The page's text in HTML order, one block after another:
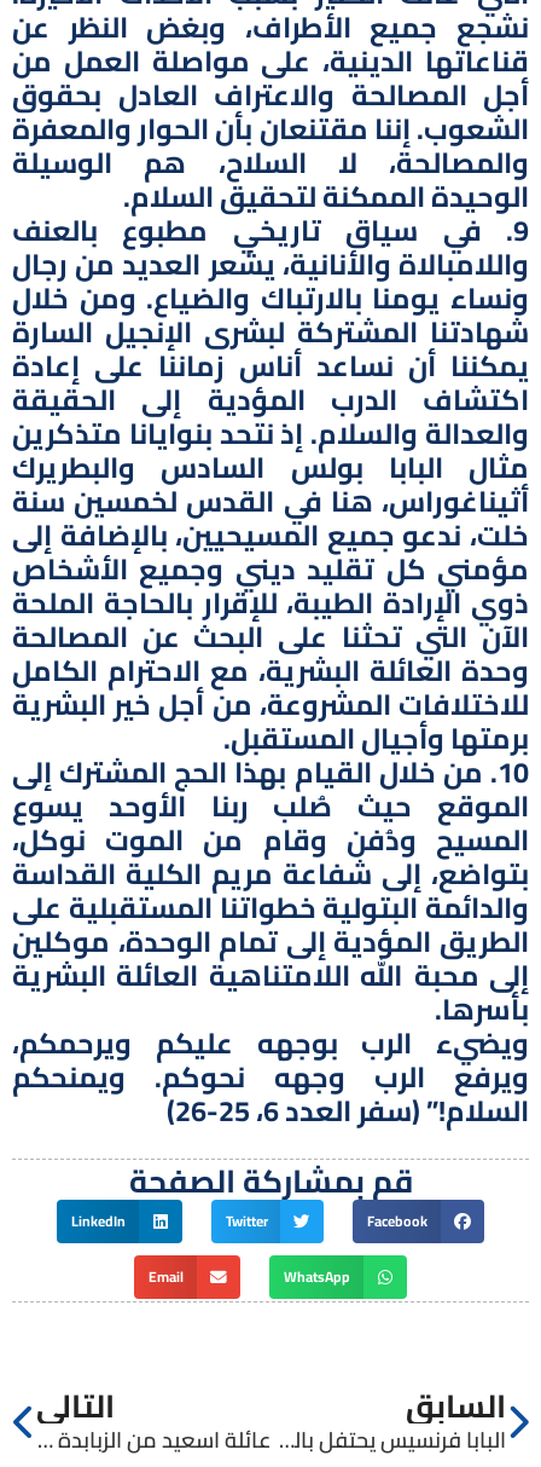
نشجع جميع الأطراف، وبغض النظر عن
قناعاتها الدينية، على مواصلة العمل من
أجل المصالحة والاعتراف العادل بحقوق
الشعوب. إننا مقتنعان بأن الحوار والمعفرة
والمصالحة، لا السلاح، هم الوسيلة
الوحيدة الممكنة لتحقيق السلام.
9. في سياق تاريخي مطبوع بالعنف
واللامبالاة والأنانية، يشعر العديد من رجال
ونساء يومنا بالارتباك والضياع. ومن خلال
شهادتنا المشتركة لبشرى الإنجيل السارة
يمكننا أن نساعد أناس زماننا على إعادة
اكتشاف الدرب المؤدية إلى الحقيقة
والعدالة والسلام. إذ نتحد بنوايانا متذكرين
مثال البابا بولس السادس والبطريرك
أثيناغوراس، هنا في القدس لخمسين سنة
خلت، ندعو جميع المسيحيين، بالإضافة إلى
مؤمني كل تقليد ديني وجميع الأشخاص
ذوي الإرادة الطيبة، للإقرار بالحاجة الملحة
الآن التي تحثنا على البحث عن المصالحة
وحدة العائلة البشرية، مع الاحترام الكامل
للاختلافات المشروعة، من أجل خير البشرية
برمتها وأجيال المستقبل.
10. من خلال القيام بهذا الحج المشترك إلى
الموقع حيث صُلب ربنا الأوحد يسوع
المسيح ودُفن وقام من الموت نوكل،
بتواضع، إلى شفاعة مريم الكلية القداسة
والدائمة البتولية خطواتنا المستقبلية على
الطريق المؤدية إلى تمام الوحدة، موكلين
إلى محبة الله اللامتناهية العائلة البشرية
بأسرها.
ويضيء الرب بوجهه عليكم ويرحمكم،
ويرفع الرب وجهه نحوكم. ويمنحكم
السلام!” (سفر العدد 6، 25-26)
قم بمشاركة الصفحة
Facebook
Twitter
LinkedIn
WhatsApp
Email
السابق
البابا فرنسيس يحتفل بالقداس في بيت لحم
التالي
عائلة اسعيد من الزبابدة تحظى بمباركة البابا